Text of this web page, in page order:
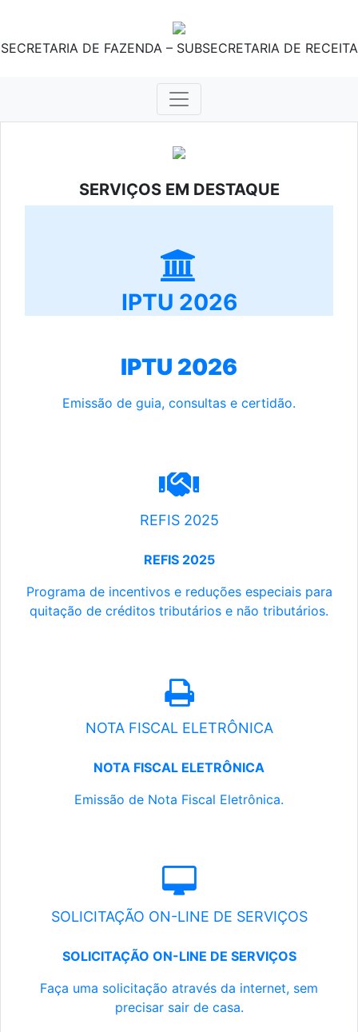
SECRETARIA DE FAZENDA – SUBSECRETARIA DE RECEITA
SERVIÇOS EM DESTAQUE
IPTU 2026
IPTU 2026
Emissão de guia, consultas e certidão.
REFIS 2025
REFIS 2025
Programa de incentivos e reduções especiais para
quitação de créditos tributários e não tributários.
NOTA FISCAL ELETRÔNICA
NOTA FISCAL ELETRÔNICA
Emissão de Nota Fiscal Eletrônica.
SOLICITAÇÃO ON-LINE DE SERVIÇOS
SOLICITAÇÃO ON-LINE DE SERVIÇOS
Faça uma solicitação através da internet, sem
precisar sair de casa.